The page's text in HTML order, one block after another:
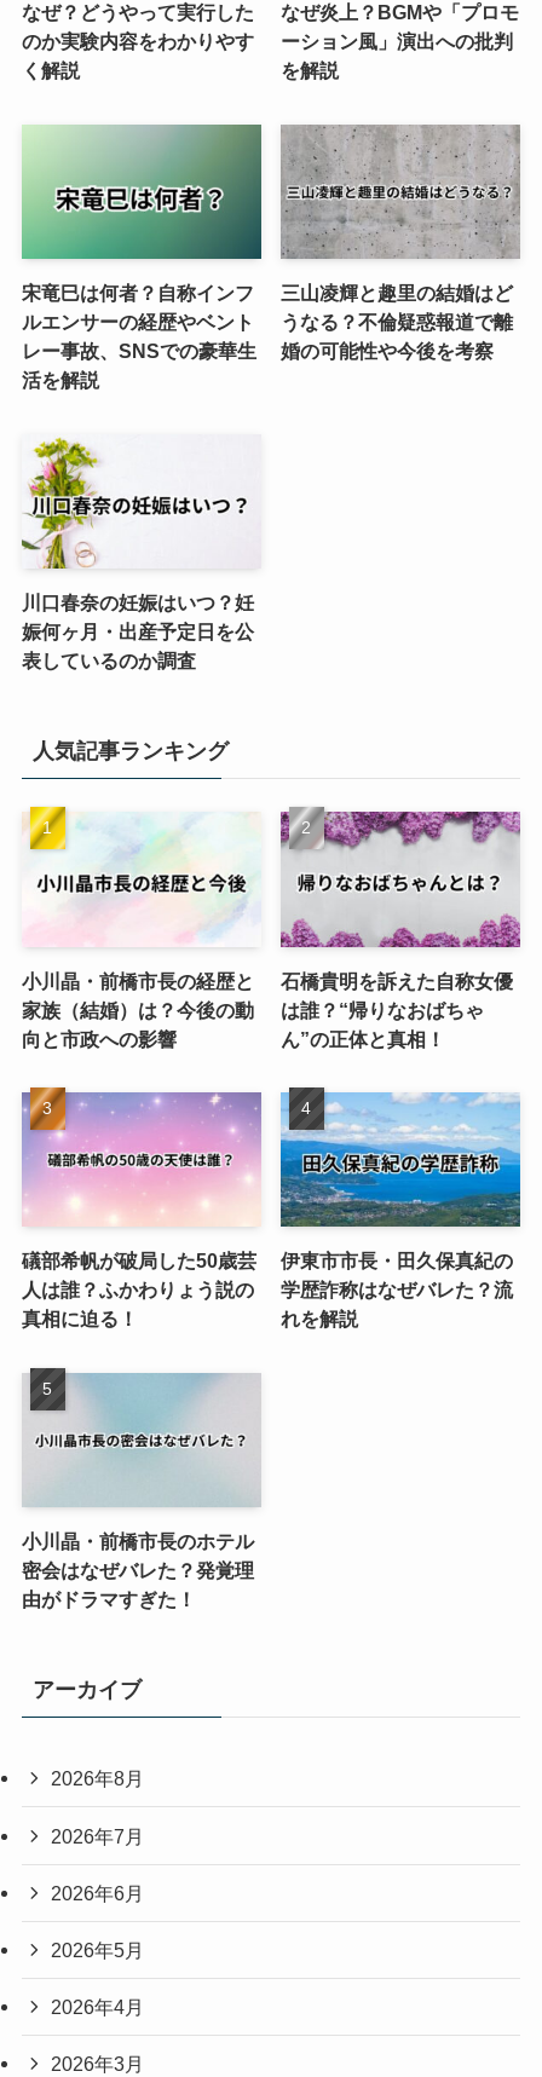
なぜ？どうやって実行した
のか実験内容をわかりやす
く解説
なぜ炎上？BGMや「プロモ
ーション風」演出への批判
を解説
宋竜巳は何者？自称インフ
ルエンサーの経歴やベント
レー事故、SNSでの豪華生
活を解説
三山凌輝と趣里の結婚はど
うなる？不倫疑惑報道で離
婚の可能性や今後を考察
川口春奈の妊娠はいつ？妊
娠何ヶ月・出産予定日を公
表しているのか調査
人気記事ランキング
小川晶・前橋市長の経歴と
家族（結婚）は？今後の動
向と市政への影響
石橋貴明を訴えた自称女優
は誰？“帰りなおばちゃ
ん”の正体と真相！
礒部希帆が破局した50歳芸
人は誰？ふかわりょう説の
真相に迫る！
伊東市市長・田久保真紀の
学歴詐称はなぜバレた？流
れを解説
小川晶・前橋市長のホテル
密会はなぜバレた？発覚理
由がドラマすぎた！
アーカイブ
2026年8月
2026年7月
2026年6月
2026年5月
2026年4月
2026年3月